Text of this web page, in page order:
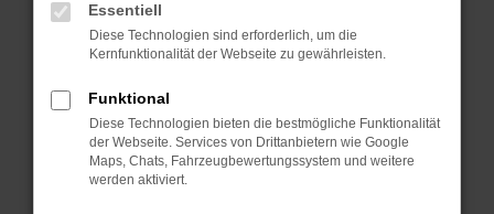
können das Laden bestimmter Seiten
verhindern. Funktioniert die Seite in einem
Fenster?
Starte dein Gerät neu.
Das kann manchmal helfen, vorübergehende
Probleme zu beheben.
Essentiell
Diese Technologien sind erforderlich, um die
Kernfunktionalität der Webseite zu gewährleisten.
Funktional
Diese Technologien bieten die bestmögliche Funktionalität
der Webseite. Services von Drittanbietern wie Google
Maps, Chats, Fahrzeugbewertungssystem und weitere
werden aktiviert.